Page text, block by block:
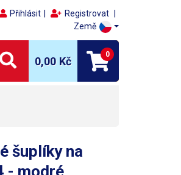
Přihlásit
Registrovat
Země
0,00 Kč
0
šuplíky na
- modré